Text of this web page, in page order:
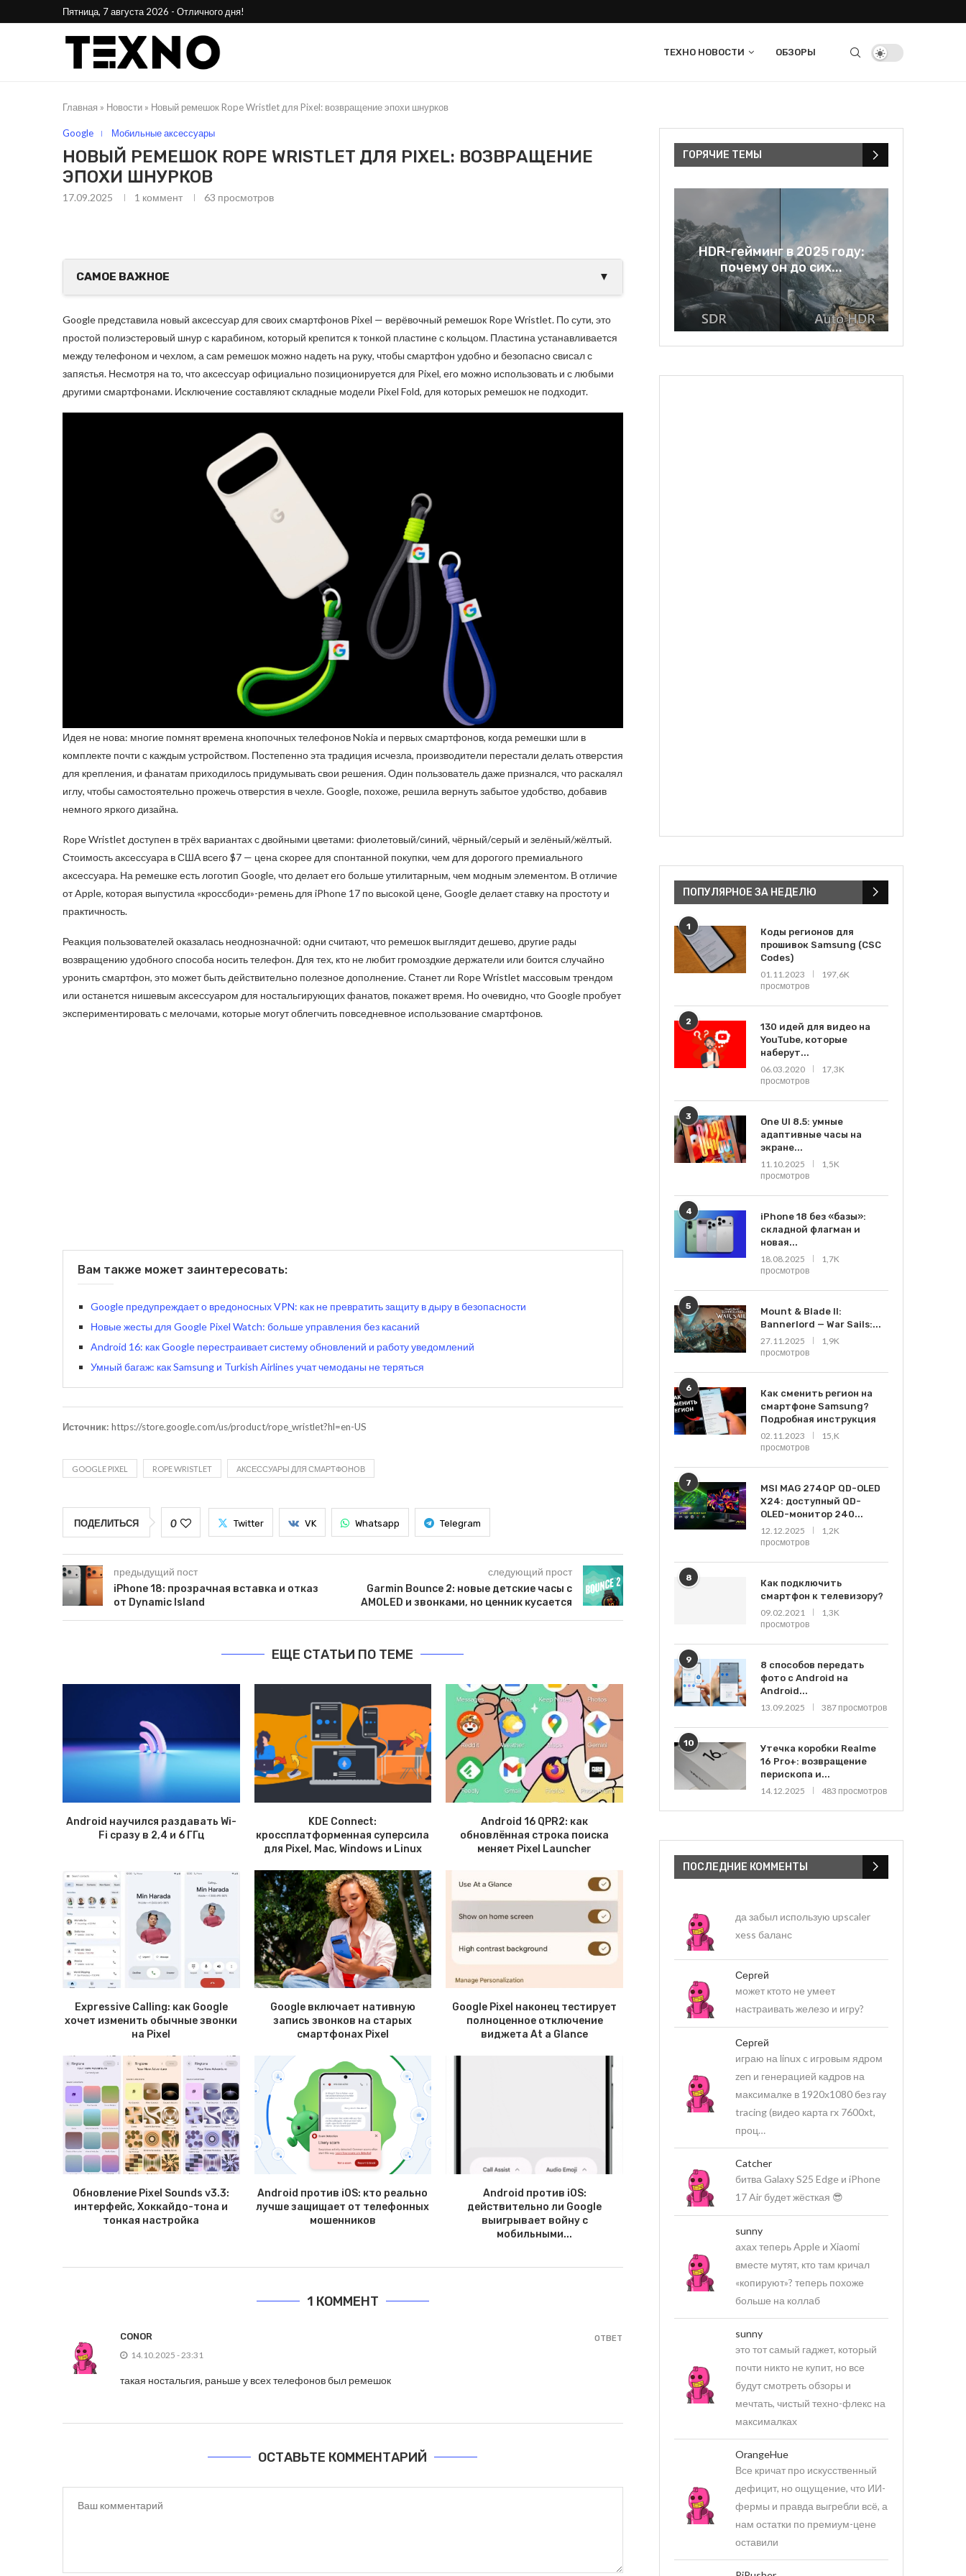
Пятница, 7 августа 2026 - Отличного дня!
ТЕХНО НОВОСТИ ОБЗОРЫ
Главная » Новости » Новый ремешок Rope Wristlet для Pixel: возвращение эпохи шнурков
Google Мобильные аксессуары
НОВЫЙ РЕМЕШОК ROPE WRISTLET ДЛЯ PIXEL: ВОЗВРАЩЕНИЕ
ЭПОХИ ШНУРКОВ
17.09.2025 1 коммент 63 просмотров
САМОЕ ВАЖНОЕ ▼
Google представила новый аксессуар для своих смартфонов Pixel — верёвочный ремешок Rope Wristlet. По сути, это
простой полиэстеровый шнур с карабином, который крепится к тонкой пластине с кольцом. Пластина устанавливается
между телефоном и чехлом, а сам ремешок можно надеть на руку, чтобы смартфон удобно и безопасно свисал с
запястья. Несмотря на то, что аксессуар официально позиционируется для Pixel, его можно использовать и с любыми
другими смартфонами. Исключение составляют складные модели Pixel Fold, для которых ремешок не подходит.
Идея не нова: многие помнят времена кнопочных телефонов Nokia и первых смартфонов, когда ремешки шли в
комплекте почти с каждым устройством. Постепенно эта традиция исчезла, производители перестали делать отверстия
для крепления, и фанатам приходилось придумывать свои решения. Один пользователь даже признался, что раскалял
иглу, чтобы самостоятельно прожечь отверстия в чехле. Google, похоже, решила вернуть забытое удобство, добавив
немного яркого дизайна.
Rope Wristlet доступен в трёх вариантах с двойными цветами: фиолетовый/синий, чёрный/серый и зелёный/жёлтый.
Стоимость аксессуара в США всего $7 — цена скорее для спонтанной покупки, чем для дорогого премиального
аксессуара. На ремешке есть логотип Google, что делает его больше утилитарным, чем модным элементом. В отличие
от Apple, которая выпустила «кроссбоди»-ремень для iPhone 17 по высокой цене, Google делает ставку на простоту и
практичность.
Реакция пользователей оказалась неоднозначной: одни считают, что ремешок выглядит дешево, другие рады
возвращению удобного способа носить телефон. Для тех, кто не любит громоздкие держатели или боится случайно
уронить смартфон, это может быть действительно полезное дополнение. Станет ли Rope Wristlet массовым трендом
или останется нишевым аксессуаром для ностальгирующих фанатов, покажет время. Но очевидно, что Google пробует
экспериментировать с мелочами, которые могут облегчить повседневное использование смартфонов.
Вам также может заинтересовать:
Google предупреждает о вредоносных VPN: как не превратить защиту в дыру в безопасности
Новые жесты для Google Pixel Watch: больше управления без касаний
Android 16: как Google перестраивает систему обновлений и работу уведомлений
Умный багаж: как Samsung и Turkish Airlines учат чемоданы не теряться
Источник: https://store.google.com/us/product/rope_wristlet?hl=en-US
GOOGLE PIXEL ROPE WRISTLET АКСЕССУАРЫ ДЛЯ СМАРТФОНОВ
ПОДЕЛИТЬСЯ 0 Twitter VK Whatsapp Telegram
предыдущий пост
iPhone 18: прозрачная вставка и отказ
от Dynamic Island
следующий прост
Garmin Bounce 2: новые детские часы с
AMOLED и звонками, но ценник кусается
ЕЩЕ СТАТЬИ ПО ТЕМЕ
Android научился раздавать Wi-
Fi сразу в 2,4 и 6 ГГц
KDE Connect:
кроссплатформенная суперсила
для Pixel, Mac, Windows и Linux
Android 16 QPR2: как
обновлённая строка поиска
меняет Pixel Launcher
Expressive Calling: как Google
хочет изменить обычные звонки
на Pixel
Google включает нативную
запись звонков на старых
смартфонах Pixel
Google Pixel наконец тестирует
полноценное отключение
виджета At a Glance
Обновление Pixel Sounds v3.3:
интерфейс, Хоккайдо-тона и
тонкая настройка
Android против iOS: кто реально
лучше защищает от телефонных
мошенников
Android против iOS:
действительно ли Google
выигрывает войну с
мобильными...
1 КОММЕНТ
CONOR
14.10.2025 - 23:31
такая ностальгия, раньше у всех телефонов был ремешок
ОТВЕТ
ОСТАВЬТЕ КОММЕНТАРИЙ
ГОРЯЧИЕ ТЕМЫ
HDR-гейминг в 2025 году:
почему он до сих...
ПОПУЛЯРНОЕ ЗА НЕДЕЛЮ
1
Коды регионов для
прошивок Samsung (CSC
Codes)
01.11.2023
197,6K
просмотров
2
130 идей для видео на
YouTube, которые
наберут...
06.03.2020
17,3K
просмотров
3
One UI 8.5: умные
адаптивные часы на
экране...
11.10.2025
1,5K
просмотров
4
iPhone 18 без «базы»:
складной флагман и
новая...
18.08.2025
1,7K
просмотров
5
Mount & Blade II:
Bannerlord — War Sails:...
27.11.2025
1,9K
просмотров
6
Как сменить регион на
смартфоне Samsung?
Подробная инструкция
02.11.2023
15,K
просмотров
7
MSI MAG 274QP QD-OLED
X24: доступный QD-
OLED-монитор 240...
12.12.2025
1,2K
просмотров
8
Как подключить
смартфон к телевизору?
09.02.2021
1,3K
просмотров
9
8 способов передать
фото с Android на
Android...
13.09.2025
387 просмотров
10
Утечка коробки Realme
16 Pro+: возвращение
перископа и...
14.12.2025
483 просмотров
ПОСЛЕДНИЕ КОММЕНТЫ
да забыл использую upscaler
xess баланс
Сергей
может ктото не умеет
настраивать железо и игру?
Сергей
играю на linux c игровым ядром
zen и генерацией кадров на
максималке в 1920х1080 без ray
tracing (видео карта rx 7600xt,
проц…
Catcher
битва Galaxy S25 Edge и iPhone
17 Air будет жёсткая 😎
sunny
ахах теперь Apple и Xiaomi
вместе мутят, кто там кричал
«копируют»? теперь похоже
больше на коллаб
sunny
это тот самый гаджет, который
почти никто не купит, но все
будут смотреть обзоры и
мечтать, чистый техно-флекс на
максималках
OrangeHue
Все кричат про искусственный
дефицит, но ощущение, что ИИ-
фермы и правда выгребли всё, а
нам остатки по премиум-цене
оставили